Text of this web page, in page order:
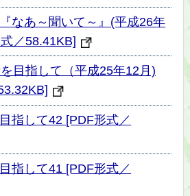
なあ～聞いて～』(平成26年
／58.41KB]
目指して（平成25年12月)
指して42 [PDF形式／
指して41 [PDF形式／